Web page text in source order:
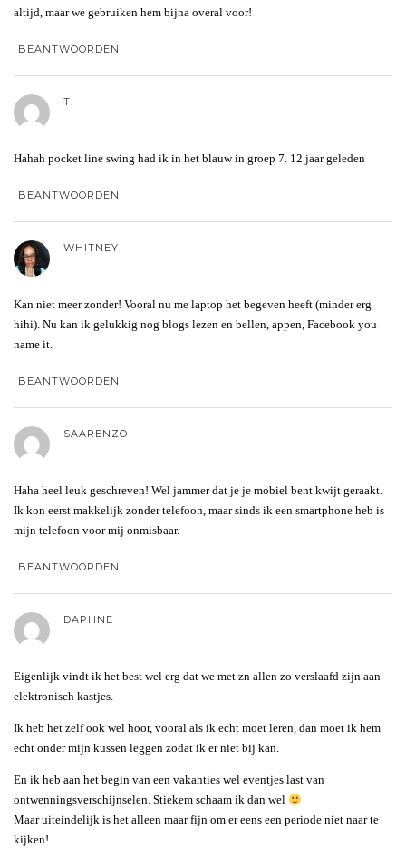
altijd, maar we gebruiken hem bijna overal voor!
BEANTWOORDEN
T.
Hahah pocket line swing had ik in het blauw in groep 7. 12 jaar geleden
BEANTWOORDEN
WHITNEY
Kan niet meer zonder! Vooral nu me laptop het begeven heeft (minder erg
hihi). Nu kan ik gelukkig nog blogs lezen en bellen, appen, Facebook you
name it.
BEANTWOORDEN
SAARENZO
Haha heel leuk geschreven! Wel jammer dat je je mobiel bent kwijt geraakt.
Ik kon eerst makkelijk zonder telefoon, maar sinds ik een smartphone heb is
mijn telefoon voor mij onmisbaar.
BEANTWOORDEN
DAPHNE
Eigenlijk vindt ik het best wel erg dat we met zn allen zo verslaafd zijn aan
elektronisch kastjes.
Ik heb het zelf ook wel hoor, vooral als ik echt moet leren, dan moet ik hem
echt onder mijn kussen leggen zodat ik er niet bij kan.
En ik heb aan het begin van een vakanties wel eventjes last van
ontwenningsverschijnselen. Stiekem schaam ik dan wel
Maar uiteindelijk is het alleen maar fijn om er eens een periode niet naar te
kijken!